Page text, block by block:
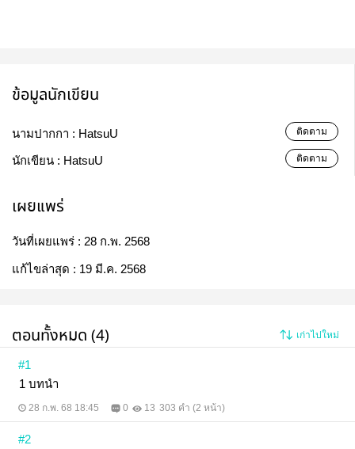
ข้อมูลนักเขียน
นามปากกา : HatsuU ติดตาม
นักเขียน : HatsuU ติดตาม
เผยแพร่
วันที่เผยแพร่ : 28 ก.พ. 2568
แก้ไขล่าสุด : 19 มี.ค. 2568
ตอนทั้งหมด (4) เก่าไปใหม่
#1
1 บทนำ
28 ก.พ. 68 18:45 0 13 303 คำ (2 หน้า)
#2